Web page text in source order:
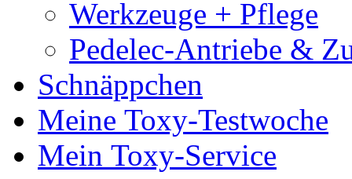
Werkzeuge + Pflege
Pedelec-Antriebe &
Schnäppchen
Meine Toxy-Testwoche
Mein Toxy-Service